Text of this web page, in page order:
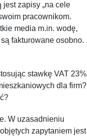
zapisy „na cele
pracownikom.
media m.in. wodę,
fakturowane osobno.
stawkę VAT 23%
dla firm?
W uzasadnieniu
zapytaniem jest